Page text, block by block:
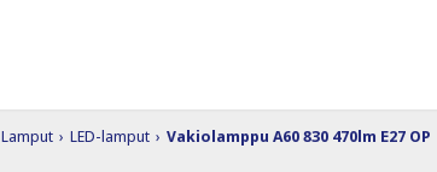
Lamput › LED-lamput › Vakiolamppu A60 830 470lm E27 OP